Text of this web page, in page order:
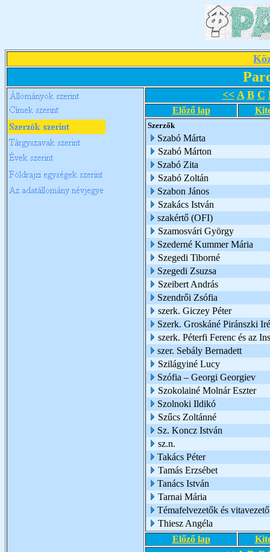
<< A B C
Előző lap
Szerzők
Szabó Márta
Szabó Márton
Szabó Zita
Szabó Zoltán
Szabon János
Szakács István
szakértő (OFI)
Szamosvári György
Szederné Kummer Mária
Szegedi Tiborné
Szegedi Zsuzsa
Szeibert András
Szendrői Zsófia
szerk. Giczey Péter
Szerk. Groskáné Piránszki
szerk. Péterfi Ferenc és az
szer. Sebály Bernadett
Szilágyiné Lucy
Szófia – Georgi Georgiev
Szokolainé Molnár Eszter
Szolnoki Ildikó
Szűcs Zoltánné
Sz. Koncz István
sz.n.
Takács Péter
Tamás Erzsébet
Tanács István
Tarnai Mária
Témafelvezetők és
Thiesz Angéla
Előző lap